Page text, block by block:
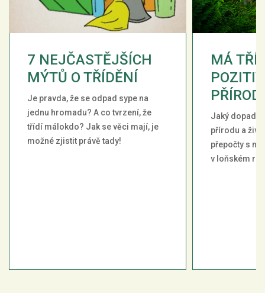
7 NEJČASTĚJŠÍCH
MÝTŮ O TŘÍDĚNÍ
Je pravda, že se odpad sype na
jednu hromadu? A co tvrzení, že
třídí málokdo? Jak se věci mají, je
možné zjistit právě tady!
MÁ
Jaký dopad
přírodu a
přepočty s
v loňském